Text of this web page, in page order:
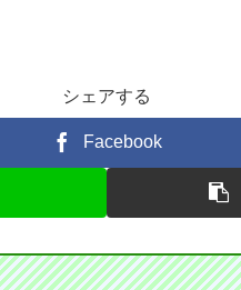
シェアする
Facebook